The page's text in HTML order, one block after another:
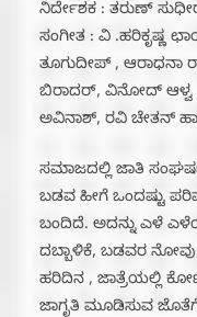
ನಿರ್ದೇಶಕ : ತರುಣ್
ಸಂಗೀತ : ವಿ .ಹರಿಕೃಷ್ಣ
ತೂಗುದೀಪ್ , ಆರಾಧನಾ
ಬಿರಾದರ್, ವಿನೋದ್ ಆಳ್ವ
ಅವಿನಾಶ್, ರವಿ ಚೇತನ್
ಸಮಾಜದಲ್ಲಿ ಜಾತಿ
ಬಡವ ಹೀಗೆ ಒಂದಷ್ಟು
ಬಂದಿದೆ. ಅದನ್ನು ಎಳೆ
ದಬ್ಬಾಳಿಕೆ, ಬಡವರ ನೋವು,
ಹರಿದಿನ , ಜಾತ್ರೆಯಲ್ಲಿ
ಜಾಗೃತಿ ಮೂಡಿಸುವ